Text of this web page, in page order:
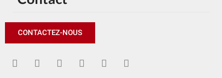
CONTACTEZ-NOUS